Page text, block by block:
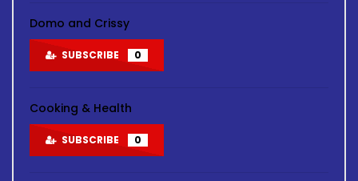
Domo and Crissy
SUBSCRIBE 0
Cooking & Health
SUBSCRIBE 0